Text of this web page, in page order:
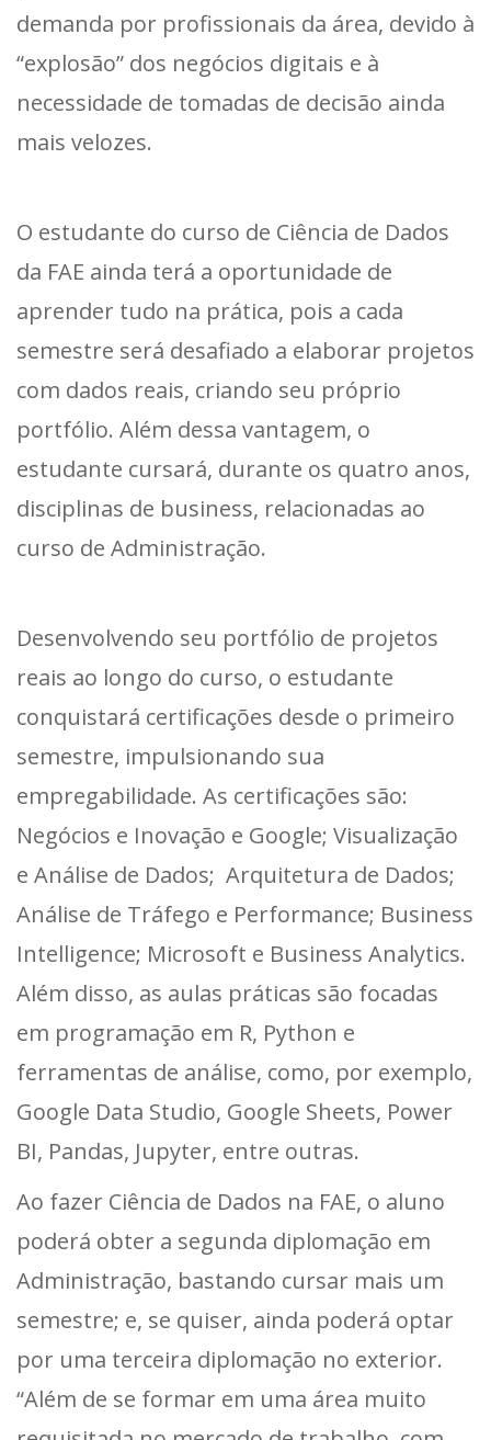
demanda por profissionais da área, devido à
“explosão” dos negócios digitais e à
necessidade de tomadas de decisão ainda
mais velozes.
O estudante do curso de Ciência de Dados
da FAE ainda terá a oportunidade de
aprender tudo na prática, pois a cada
semestre será desafiado a elaborar projetos
com dados reais, criando seu próprio
portfólio. Além dessa vantagem, o
estudante cursará, durante os quatro anos,
disciplinas de business, relacionadas ao
curso de Administração.
Desenvolvendo seu portfólio de projetos
reais ao longo do curso, o estudante
conquistará certificações desde o primeiro
semestre, impulsionando sua
empregabilidade. As certificações são:
Negócios e Inovação e Google; Visualização
e Análise de Dados; Arquitetura de Dados;
Análise de Tráfego e Performance; Business
Intelligence; Microsoft e Business Analytics.
Além disso, as aulas práticas são focadas
em programação em R, Python e
ferramentas de análise, como, por exemplo,
Google Data Studio, Google Sheets, Power
BI, Pandas, Jupyter, entre outras.
Ao fazer Ciência de Dados na FAE, o aluno
poderá obter a segunda diplomação em
Administração, bastando cursar mais um
semestre; e, se quiser, ainda poderá optar
por uma terceira diplomação no exterior.
“Além de se formar em uma área muito